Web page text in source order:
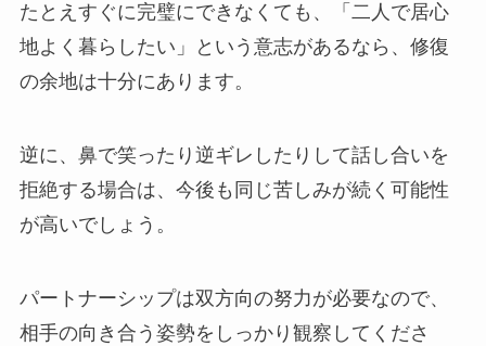
たとえすぐに完璧にできなくても、「二人で居心
地よく暮らしたい」という意志があるなら、修復
の余地は十分にあります。
逆に、鼻で笑ったり逆ギレしたりして話し合いを
拒絶する場合は、今後も同じ苦しみが続く可能性
が高いでしょう。
パートナーシップは双方向の努力が必要なので、
相手の向き合う姿勢をしっかり観察してくださ